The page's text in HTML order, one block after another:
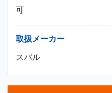
可
取扱メーカー
スバル